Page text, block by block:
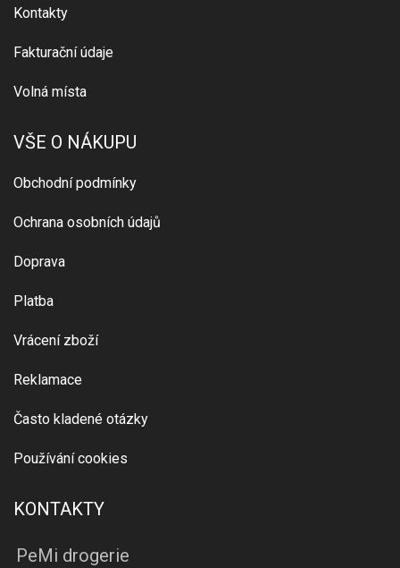
Kontakty
Fakturační údaje
Volná místa
VŠE O NÁKUPU
Obchodní podmínky
Ochrana osobních údajů
Doprava
Platba
Vrácení zboží
Reklamace
Často kladené otázky
Používání cookies
KONTAKTY
PeMi drogerie